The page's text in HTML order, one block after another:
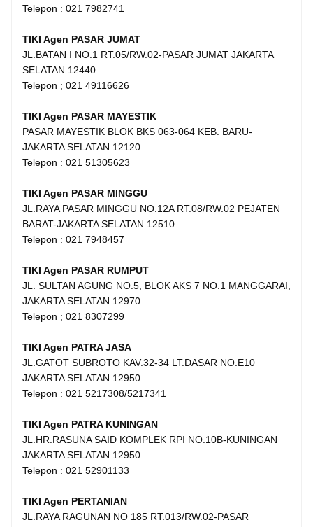
Telepon : 021 7982741
TIKI Agen PASAR JUMAT
JL.BATAN I NO.1 RT.05/RW.02-PASAR JUMAT JAKARTA
SELATAN 12440
Telepon ; 021 49116626
TIKI Agen PASAR MAYESTIK
PASAR MAYESTIK BLOK BKS 063-064 KEB. BARU-
JAKARTA SELATAN 12120
Telepon : 021 51305623
TIKI Agen PASAR MINGGU
JL.RAYA PASAR MINGGU NO.12A RT.08/RW.02 PEJATEN
BARAT-JAKARTA SELATAN 12510
Telepon : 021 7948457
TIKI Agen PASAR RUMPUT
JL. SULTAN AGUNG NO.5, BLOK AKS 7 NO.1 MANGGARAI,
JAKARTA SELATAN 12970
Telepon ; 021 8307299
TIKI Agen PATRA JASA
JL.GATOT SUBROTO KAV.32-34 LT.DASAR NO.E10
JAKARTA SELATAN 12950
Telepon : 021 5217308/5217341
TIKI Agen PATRA KUNINGAN
JL.HR.RASUNA SAID KOMPLEK RPI NO.10B-KUNINGAN
JAKARTA SELATAN 12950
Telepon : 021 52901133
TIKI Agen PERTANIAN
JL.RAYA RAGUNAN NO 185 RT.013/RW.02-PASAR